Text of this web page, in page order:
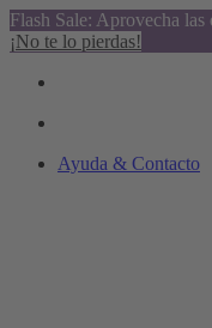
Flash Sale: Aprovecha
¡No te lo pierdas!
Ayuda & Contacto